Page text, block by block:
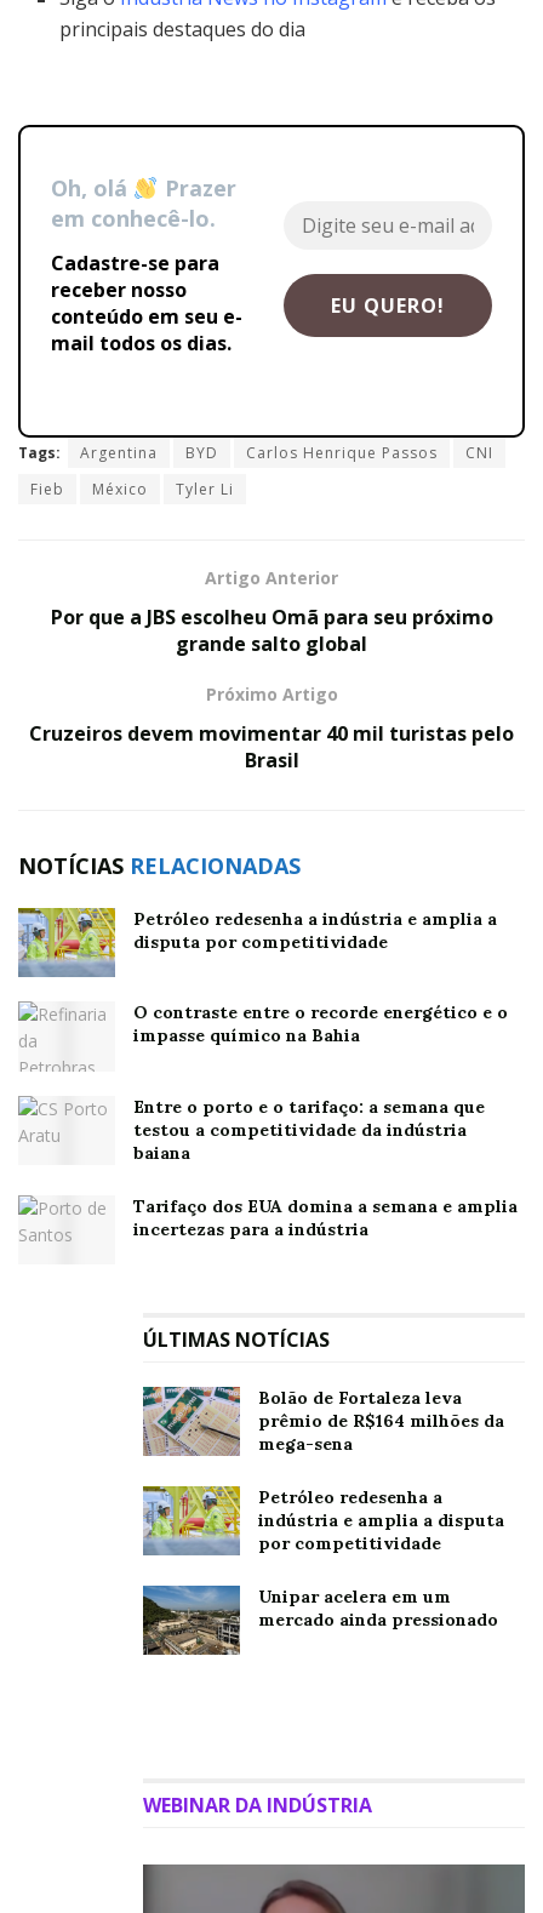
principais destaques do dia
Oh, olá
Prazer
em conhecê-lo.
Cadastre-se para
receber nosso
conteúdo em seu e-
mail todos os dias.
Tags: Argentina BYD Carlos Henrique Passos
CNI
Fieb
México Tyler Li
Artigo Anterior
Por que a JBS escolheu Omã para seu próximo
grande salto global
Próximo Artigo
Cruzeiros devem movimentar 40 mil turistas pelo
Brasil
NOTÍCIAS RELACIONADAS
Petróleo redesenha a indústria e amplia a
disputa por competitividade
O contraste entre o recorde energético e o
impasse químico na Bahia
Entre o porto e o tarifaço: a semana que
testou a competitividade da indústria
baiana
Tarifaço dos EUA domina a semana e amplia
incertezas para a indústria
ÚLTIMAS NOTÍCIAS
Bolão de Fortaleza leva
prêmio de R$164 milhões da
mega-sena
Petróleo redesenha a
indústria e amplia a disputa
por competitividade
Unipar acelera em um
mercado ainda pressionado
WEBINAR DA INDÚSTRIA